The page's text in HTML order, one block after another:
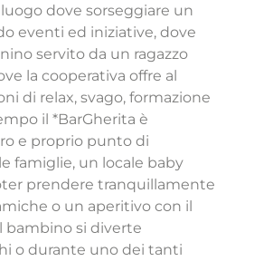
dove sorseggiare un
eventi ed iniziative, dove
servito da un ragazzo
la cooperativa offre al
di relax, svago, formazione
il *BarGherita è
e proprio punto di
famiglie, un locale baby
prendere tranquillamente
o un aperitivo con il
bambino si diverte
o durante uno dei tanti